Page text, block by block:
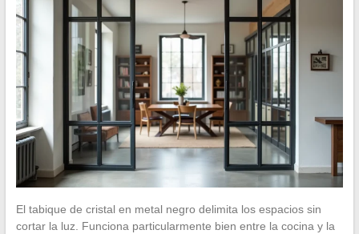
El tabique de cristal en metal negro delimita los espacios sin
cortar la luz. Funciona particularmente bien entre la cocina y la